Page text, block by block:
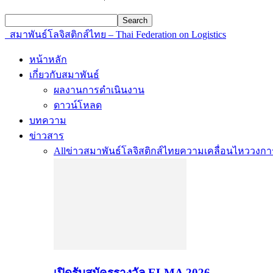
สมาพันธ์โลจิสติกส์ไทย – Thai Federation on Logistics
หน้าหลัก
เกี่ยวกับสมาพันธ์
ผลงานการดำเนินงาน
ดาวน์โหลด
บทความ
ข่าวสาร
Allข่าวสมาพันธ์โลจิสติกส์ไทยความเคลื่อนไหววงก